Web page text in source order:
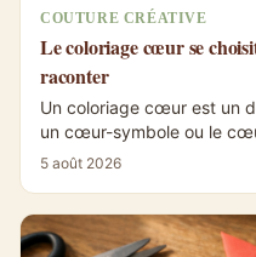
COUTURE CRÉATIVE
Le coloriage cœur se
raconter
Un coloriage cœur est un
un cœur-symbole ou le
Les motifs fleuris, kawaii
5 août 2026